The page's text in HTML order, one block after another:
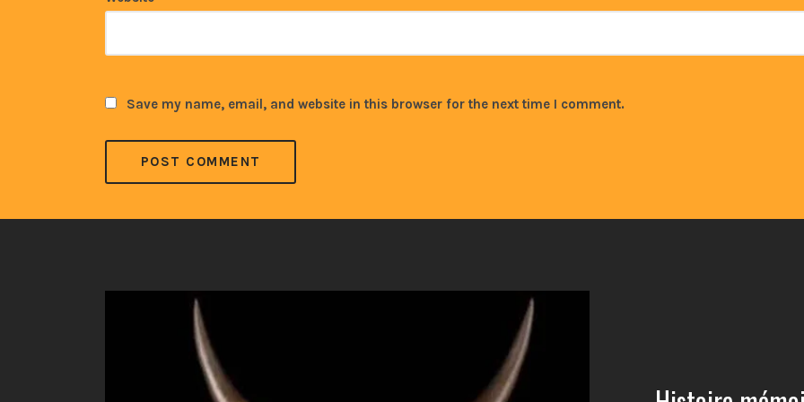
Save my name, email, and website in this browser for the next time I comment.